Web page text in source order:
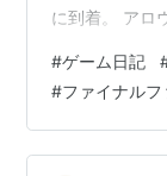
に到着。 アロ
時、両親が亡
っていた時、
親から虐待に
人とも、子供
#ゲーム日記
#ファイナルフ